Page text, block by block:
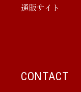
通販サイト
CONTACT